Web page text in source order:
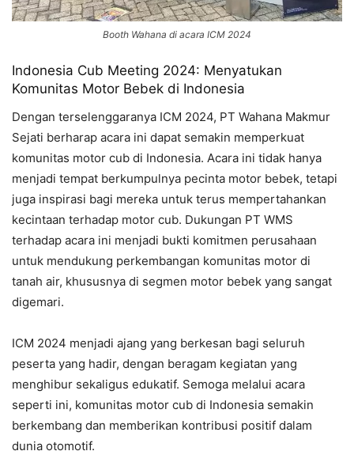
Booth Wahana di acara ICM 2024
Indonesia Cub Meeting 2024: Menyatukan
Komunitas Motor Bebek di Indonesia
Dengan terselenggaranya ICM 2024, PT Wahana Makmur
Sejati berharap acara ini dapat semakin memperkuat
komunitas motor cub di Indonesia. Acara ini tidak hanya
menjadi tempat berkumpulnya pecinta motor bebek, tetapi
juga inspirasi bagi mereka untuk terus mempertahankan
kecintaan terhadap motor cub. Dukungan PT WMS
terhadap acara ini menjadi bukti komitmen perusahaan
untuk mendukung perkembangan komunitas motor di
tanah air, khususnya di segmen motor bebek yang sangat
digemari.
ICM 2024 menjadi ajang yang berkesan bagi seluruh
peserta yang hadir, dengan beragam kegiatan yang
menghibur sekaligus edukatif. Semoga melalui acara
seperti ini, komunitas motor cub di Indonesia semakin
berkembang dan memberikan kontribusi positif dalam
dunia otomotif.